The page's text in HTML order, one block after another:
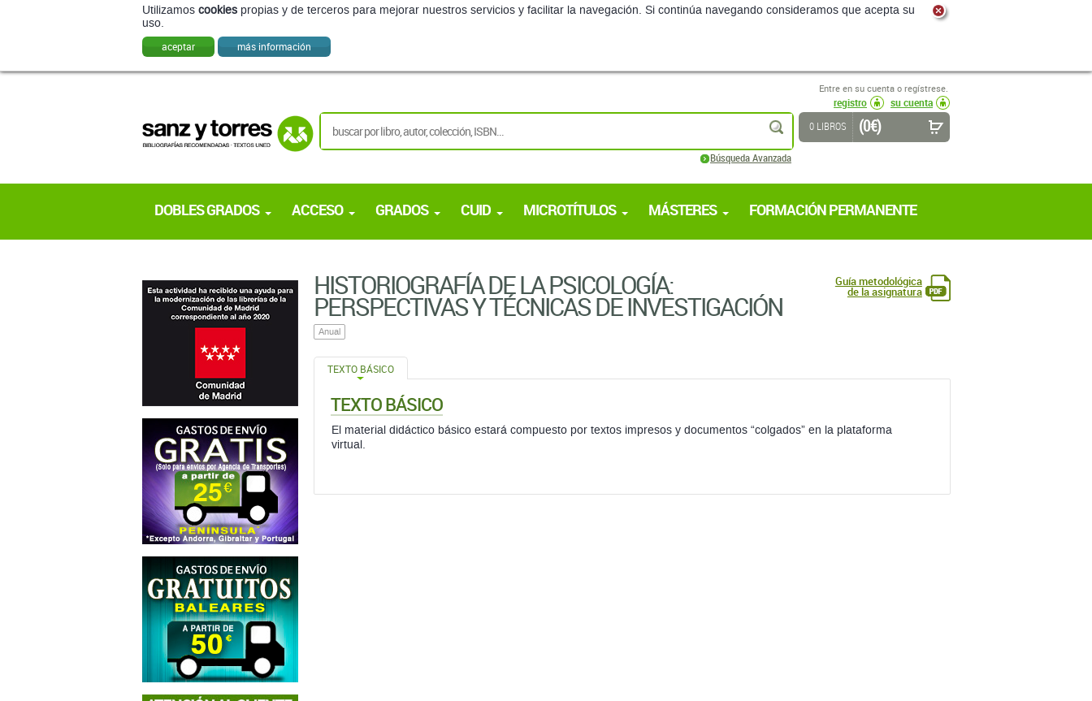
Utilizamos cookies propias y de terceros para mejorar nuestros servicios y facilitar la navegación. Si continúa navegando consideramos que acepta su
uso.
aceptar más información
Entre en su cuenta o regístrese.
registro
su cuenta
buscar
Búsqueda Avanzada
0 LIBROS (0 €)
DOBLES GRADOS ACCESO GRADOS CUID MICROTÍTULOS MÁSTERES FORMACIÓN PERMANENTE
HISTORIOGRAFÍA DE LA PSICOLOGÍA:
PERSPECTIVAS Y TÉCNICAS DE INVESTIGACIÓN
Anual
Guía metodológica
de la asignatura
TEXTO BÁSICO
TEXTO BÁSICO
El material didáctico básico estará compuesto por textos impresos y documentos “colgados” en la plataforma
virtual.